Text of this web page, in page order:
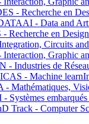
- Recherche en
- Data and
Recherche en Design
Circuits
Graphic
Industries de
- Machine
Mathématiques,
Systèmes
Track - Computer